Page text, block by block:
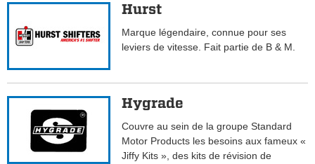
Hurst
Marque légendaire, connue pour ses
leviers de vitesse. Fait partie de B & M.
Hygrade
Couvre au sein de la groupe Standard
Motor Products les besoins aux fameux «
Jiffy Kits », des kits de révision de